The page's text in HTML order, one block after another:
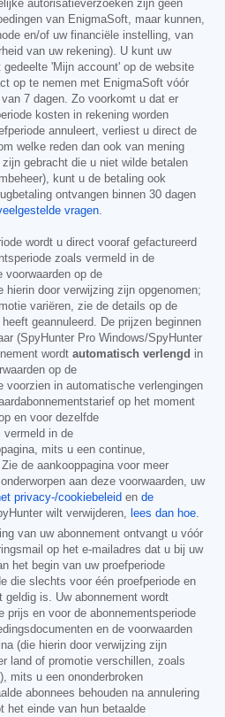
autorisatieverzoeken zijn geen
van EnigmaSoft, maar kunnen,
en/of uw financiële instelling, van
van uw rekening). U kunt uw
gedeelte 'Mijn account' op de website
op te nemen met EnigmaSoft vóór
7 dagen. Zo voorkomt u dat er
kosten in rekening worden
annuleert, verliest u direct de
welke reden dan ook van mening
gebracht die u niet wilde betalen
kunt u de betaling ook
ontvangen binnen 30 dagen
vragen
wordt u direct vooraf gefactureerd
zoals vermeld in de
voorwaarden op de
hierin door verwijzing zijn opgenomen;
variëren, zie de details op de
geannuleerd. De prijzen beginnen
(SpyHunter Pro Windows/SpyHunter
wordt automatisch verlengd in
op de
voorzien in automatische verlengingen
op het moment
en voor dezelfde
vermeld in de
mits u een continue,
de aankooppagina voor meer
aan deze voorwaarden, uw
privacy-/cookiebeleid en de
wilt verwijderen, lees dan hoe
van uw abonnement ontvangt u vóór
op het e-mailadres dat u bij uw
het begin van uw proefperiode
die slechts voor één proefperiode en
geldig is. Uw abonnement wordt
prijs en voor de abonnementsperiode
en de voorwaarden
(die hierin door verwijzing zijn
land of promotie verschillen, zoals
mits u een ononderbroken
abonnees behouden na annulering
het einde van hun betaalde